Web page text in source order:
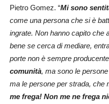
Pietro Gomez. “Mi sono
come una persona che si è
ingrate. Non hanno capito che
bene se cerca di mediare,
porte non è sempre
comunità, ma sono le
ma le persone per strada, che
me frega! Non me ne frega